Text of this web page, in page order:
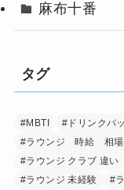
麻布十番
タグ
#MBTI #ドリンクバ
#ラウンジ 時給 相場
#ラウンジ クラブ 違い
#ラウンジ 未経験
#